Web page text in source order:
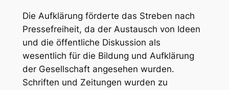
Die Aufklärung förderte das Streben nach
Pressefreiheit, da der Austausch von Ideen
und die öffentliche Diskussion als
wesentlich für die Bildung und Aufklärung
der Gesellschaft angesehen wurden.
Schriften und Zeitungen wurden zu